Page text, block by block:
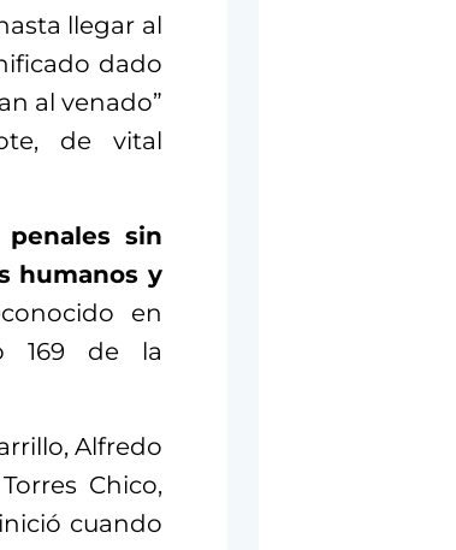
llegar al
dado
al venado”
de vital
sin
humanos y
en
169 de la
Alfredo
Chico,
cuando